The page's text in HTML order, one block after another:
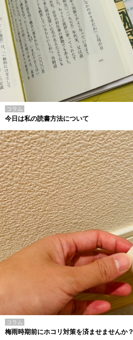
コラム
今日は私の読書方法について
コラム
梅雨時期前にホコリ対策を済ませませんか？